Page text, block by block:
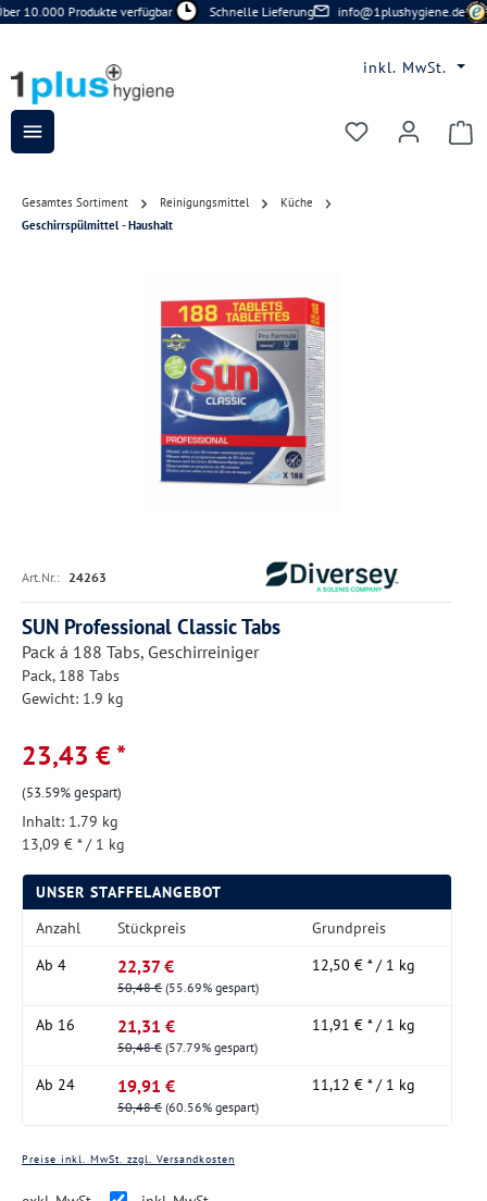
Zum Hauptinhalt springen
10.000 Produkte verfügbar Schnelle Lieferung info@1plushygiene.de
inkl. MwSt.
Du hast 0
Gesamtes Sortiment Reinigungsmittel
Küche
Geschirrspülmittel - Haushalt
Art.Nr.: 24263
SUN Professional Classic Tabs
Pack á 188 Tabs, Geschirreiniger
Pack, 188 Tabs
Gewicht: 1.9 kg
23,43 € *
(53.59% gespart)
Inhalt: 1.79 kg
13,09 € * / 1 kg
UNSER STAFFELANGEBOT
Anzahl
Stückpreis
Grundpreis
Ab 4 22,37 €
50,48 € (55.69% gespart)
12,50 € * / 1 kg
Ab 16 21,31 €
50,48 € (57.79% gespart)
11,91 € * / 1 kg
Ab 24 19,91 €
50,48 € (60.56% gespart)
11,12 € * / 1 kg
Preise inkl. MwSt. zzgl. Versandkosten